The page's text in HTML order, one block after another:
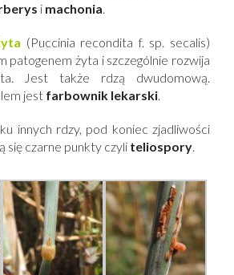
i machonia.
(Puccinia recondita f. sp. secalis)
patogenem żyta i szczególnie rozwija
Jest także rdzą dwudomową.
jest farbownik lekarski.
innych rdzy, pod koniec zjadliwości
się czarne punkty czyli teliospory.